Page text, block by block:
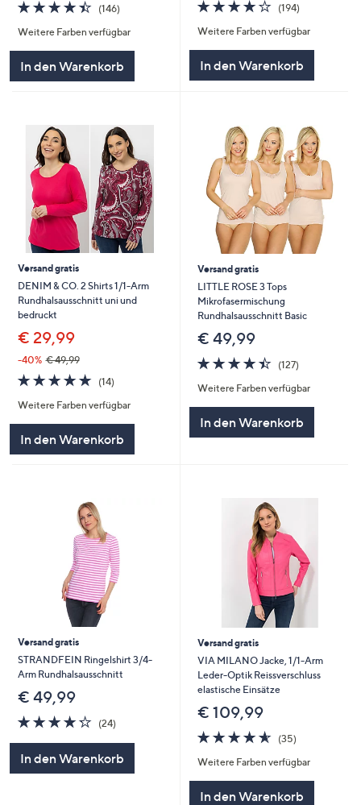
4.4
von
5
(146)146
Weitere Farben verfügbar
In den Warenkorb
4.2
von
5
(194)194
Weitere Farben verfügbar
In den Warenkorb
Versand gratis
DENIM & CO. 2 Shirts 1/1-Arm
Rundhalsausschnitt uni und
bedruckt
€ 29,99
-40% € 49,99
4.8
von
5
(14)14
Weitere Farben verfügbar
In den Warenkorb
Versand gratis
LITTLE ROSE 3 Tops
Mikrofasermischung
Rundhalsausschnitt Basic
€ 49,99
4.4
von
5
(127)127
Weitere Farben verfügbar
In den Warenkorb
Versand gratis
STRANDFEIN Ringelshirt 3/4-
Arm Rundhalsausschnitt
€ 49,99
4.2
von
5
(24)
In den Warenkorb
Versand gratis
VIA MILANO Jacke, 1/1-Arm
Leder-Optik Reissverschluss
elastische Einsätze
€ 109,99
4.6
von
5
(35)
Weitere Farben verfügbar
In den Warenkorb